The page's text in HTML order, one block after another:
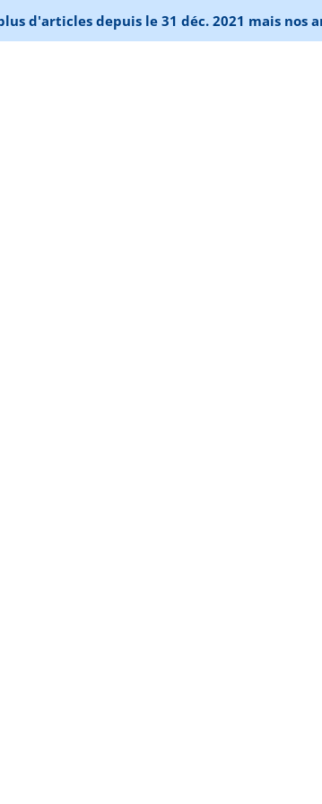
d'articles depuis le 31 déc. 2021 mais nos